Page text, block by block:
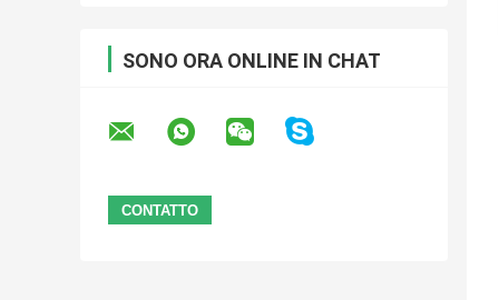
SONO ORA ONLINE IN CHAT